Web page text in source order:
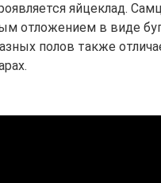
яйцеклад.
отложением в виде
полов также